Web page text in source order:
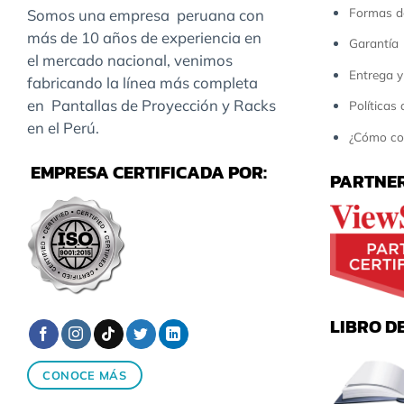
Somos una empresa peruana con
más de 10 años de experiencia en
el mercado nacional, venimos
fabricando la línea más completa
en Pantallas de Proyección y Racks
en el Perú.
EMPRESA CERTIFICADA POR:
CONOCE MÁS
Formas
Garantía
Entrega
Políticas
¿Cómo
LIBRO